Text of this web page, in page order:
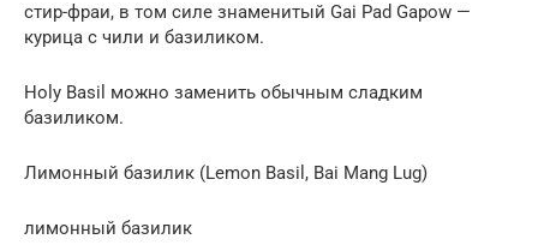
стир-фраи, в том силе знаменитый Gai Pad Gapow —
курица с чили и базиликом.
Holy Basil можно заменить обычным сладким
базиликом.
Лимонный базилик (Lemon Basil, Bai Mang Lug)
лимонный базилик